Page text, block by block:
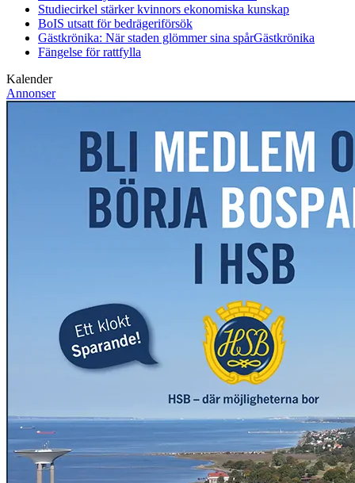
Studiecirkel stärker kvinnors ekonomiska kunskap
BoIS utsatt för bedrägeriförsök
Gästkrönika: När staden glömmer sina spårGästkrönika
Fängelse för rattfylla
Kalender
Annonser